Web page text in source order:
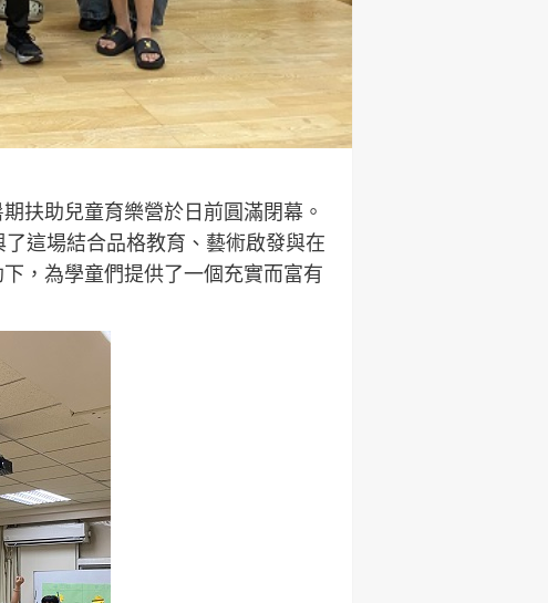
扶助兒童育樂營於日前圓滿閉幕。
這場結合品格教育、藝術啟發與在
，為學童們提供了一個充實而富有